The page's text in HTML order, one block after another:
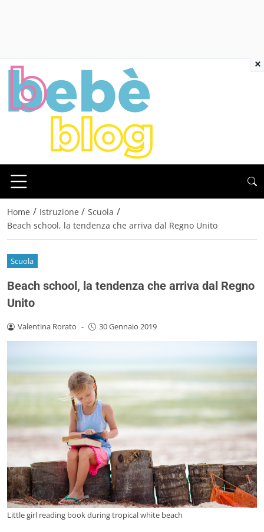
Home / Istruzione / Scuola /
Beach school, la tendenza che arriva dal Regno Unito
Scuola
Beach school, la tendenza che arriva dal Regno
Unito
Valentina Rorato - 30 Gennaio 2019
Little girl reading book during tropical white beach
×